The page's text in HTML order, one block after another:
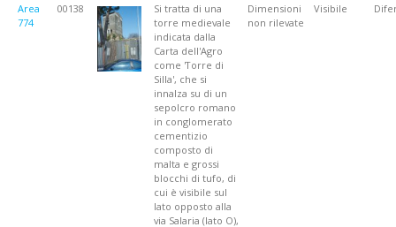
Area
774
00138
Si tratta di una
torre medievale
indicata dalla
Carta dell'Agro
come 'Torre di
Silla', che si
innalza su di un
sepolcro romano
in conglomerato
cementizio
composto di
malta e grossi
blocchi di tufo, di
cui è visibile sul
lato opposto alla
via Salaria (lato O),
Dimensioni
non rilevate
Visibile